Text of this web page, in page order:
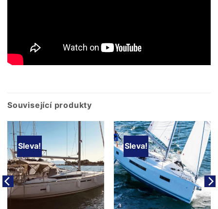
Související produkty
Sleva! Sleva!